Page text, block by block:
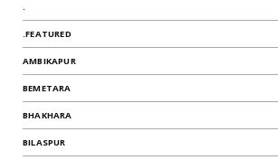
.
.FEATURED
AMBIKAPUR
BEMETARA
BHAKHARA
BILASPUR